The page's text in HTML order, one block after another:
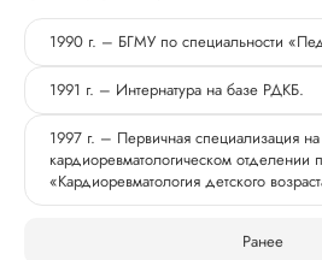
1990 г. – БГМУ по специальности
1991 г. – Интернатура на базе РДКБ.
1997 г. – Первичная специализация
кардиоревматологическом отделении
«Кардиоревматология детского
Ранее